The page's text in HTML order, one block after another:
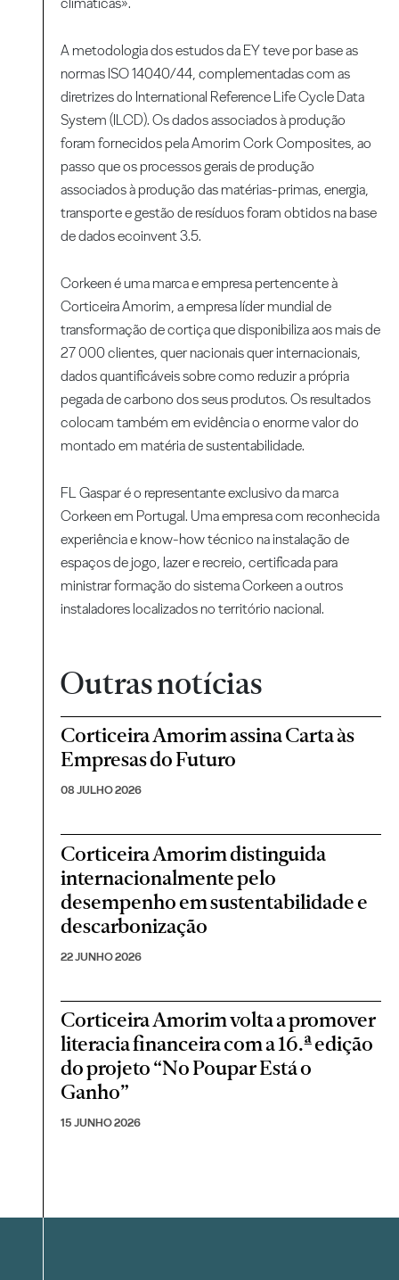
A metodologia dos estudos da EY teve por base as
normas ISO 14040/44, complementadas com as
diretrizes do International Reference Life Cycle Data
System (ILCD). Os dados associados à produção
foram fornecidos pela Amorim Cork Composites, ao
passo que os processos gerais de produção
associados à produção das matérias-primas, energia,
transporte e gestão de resíduos foram obtidos na base
de dados ecoinvent 3.5.
Corkeen é uma marca e empresa pertencente à
Corticeira Amorim, a empresa líder mundial de
transformação de cortiça que disponibiliza aos mais de
27 000 clientes, quer nacionais quer internacionais,
dados quantificáveis sobre como reduzir a própria
pegada de carbono dos seus produtos. Os resultados
colocam também em evidência o enorme valor do
montado em matéria de sustentabilidade.
FL Gaspar é o representante exclusivo da marca
Corkeen em Portugal. Uma empresa com reconhecida
experiência e know-how técnico na instalação de
espaços de jogo, lazer e recreio, certificada para
ministrar formação do sistema Corkeen a outros
instaladores localizados no território nacional.
Outras notícias
Corticeira Amorim assina Carta às
Empresas do Futuro
08 JULHO 2026
Corticeira Amorim distinguida
internacionalmente pelo
desempenho em sustentabilidade e
descarbonização
22 JUNHO 2026
Corticeira Amorim volta a promover
literacia financeira com a 16.ª edição
do projeto “No Poupar Está o
Ganho”
15 JUNHO 2026